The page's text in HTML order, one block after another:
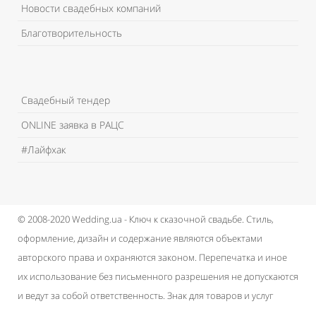
Новости свадебных компаний
Благотворительность
Свадебный тендер
ONLINE заявка в РАЦС
#Лайфхак
© 2008-2020 Wedding.ua - Ключ к сказочной свадьбе. Стиль,
оформление, дизайн и содержание являются объектами
авторского права и охраняются законом. Перепечатка и иное
их использование без письменного разрешения не допускаются
и ведут за собой ответственность. Знак для товаров и услуг